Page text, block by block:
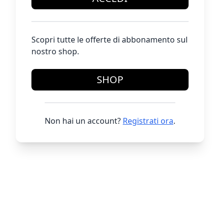
Scopri tutte le offerte di abbonamento sul
nostro shop.
SHOP
Non hai un account? Registrati ora.